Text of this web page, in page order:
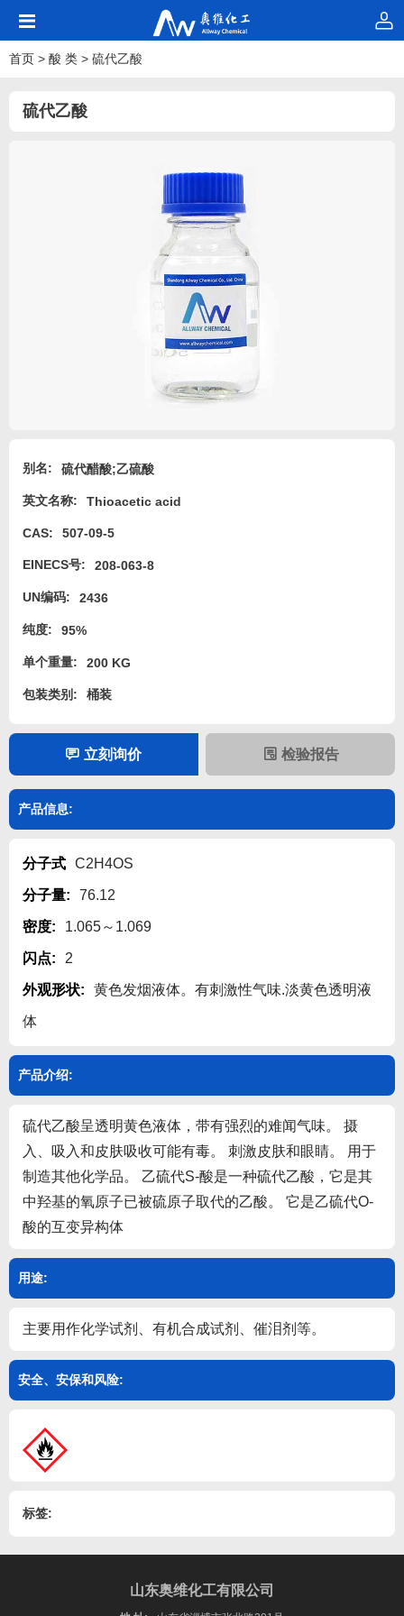
首页 > 酸 类 > 硫代乙酸
硫代乙酸
别名: 硫代醋酸;乙硫酸
英文名称: Thioacetic acid
CAS: 507-09-5
EINECS号: 208-063-8
UN编码: 2436
纯度: 95%
单个重量: 200 KG
包装类别: 桶装
立刻询价 检验报告
产品信息:
分子式 C2H4OS
分子量: 76.12
密度: 1.065～1.069
闪点: 2
外观形状: 黄色发烟液体。有刺激性气味.淡黄色透明液
体
产品介绍:
硫代乙酸呈透明黄色液体，带有强烈的难闻气味。 摄
入、吸入和皮肤吸收可能有毒。 刺激皮肤和眼睛。 用于
制造其他化学品。 乙硫代S-酸是一种硫代乙酸，它是其
中羟基的氧原子已被硫原子取代的乙酸。 它是乙硫代O-
酸的互变异构体
用途:
主要用作化学试剂、有机合成试剂、催泪剂等。
安全、安保和风险:
标签:
山东奥维化工有限公司